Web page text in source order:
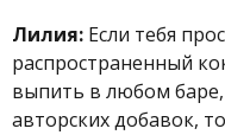
Лилия: Если тебя
распространенный
выпить в любом баре,
авторских добавок,